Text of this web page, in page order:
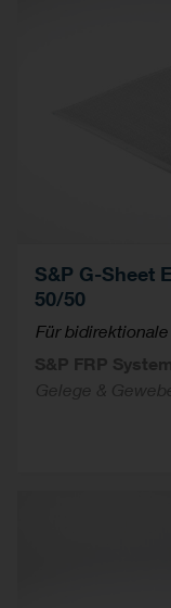
S&P G-Sheet
50/50
Für
S&P FRP
Gelege &